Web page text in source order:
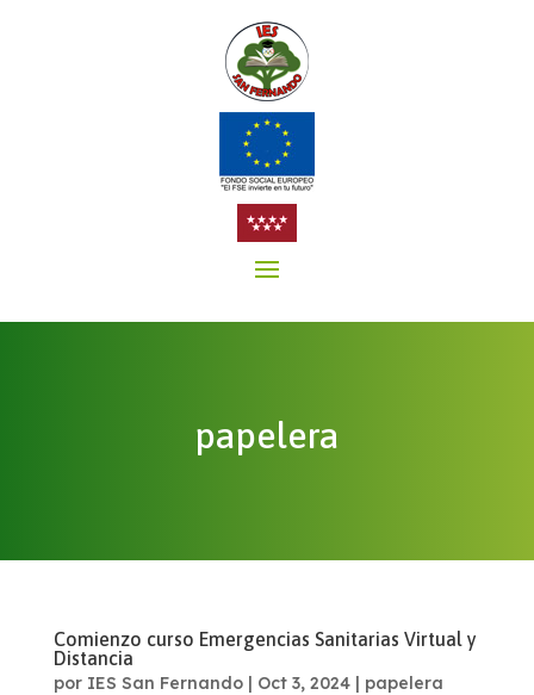
papelera
Comienzo curso Emergencias Sanitarias Virtual y
Distancia
por IES San Fernando| Oct 3, 2024| papelera